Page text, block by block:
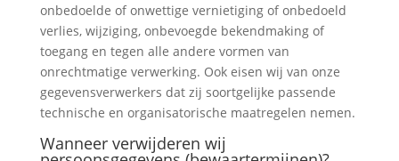
onbedoelde of onwettige vernietiging of onbedoeld
verlies, wijziging, onbevoegde bekendmaking of
toegang en tegen alle andere vormen van
onrechtmatige verwerking. Ook eisen wij van onze
gegevensverwerkers dat zij soortgelijke passende
technische en organisatorische maatregelen nemen.
Wanneer verwijderen wij